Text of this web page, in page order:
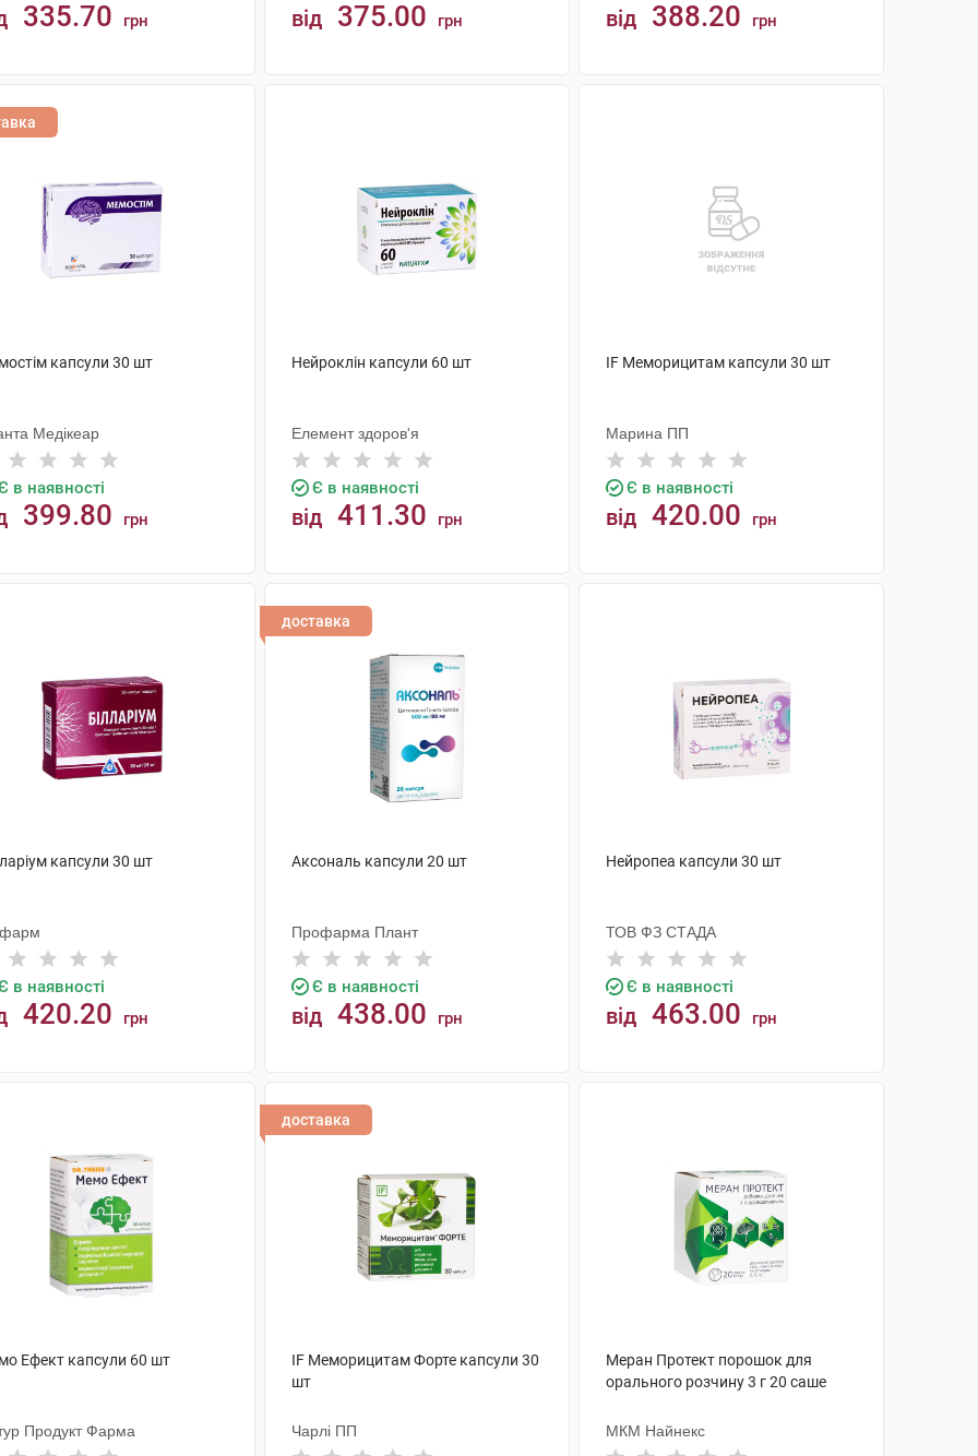
335.70 грн від 375.00 грн від 388.20 грн
капсули 30 шт
Медікеар
в наявності
399.80 грн
Нейроклін капсули 60 шт
Елемент здоров'я
Є в наявності
від 411.30 грн
IF Меморицитам капсули 30 шт
Марина ПП
Є в наявності
від 420.00 грн
капсули 30 шт
в наявності
420.20 грн
доставка
Аксональ капсули 20 шт
Профарма Плант
Є в наявності
від 438.00 грн
Нейропеа капсули 30 шт
ТОВ ФЗ СТАДА
Є в наявності
від 463.00 грн
Ефект капсули 60 шт
Продукт Фарма
доставка
IF Меморицитам Форте капсули 30
шт
Чарлі ПП
Меран Протект порошок для
орального розчину 3 г 20 саше
МКМ Найнекс